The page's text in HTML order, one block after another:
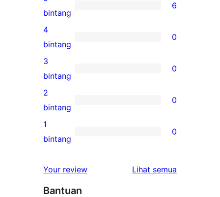
6
ulasan
5-
bintang
bintang
6
0
ulasan
4-
bintang
4
bintang
0
0
ulasan
3-
bintang
3
bintang
0
0
ulasan
2-
2
bintang
0
0
1-
1
bintang
0
Your review Lihat semua
Bantuan